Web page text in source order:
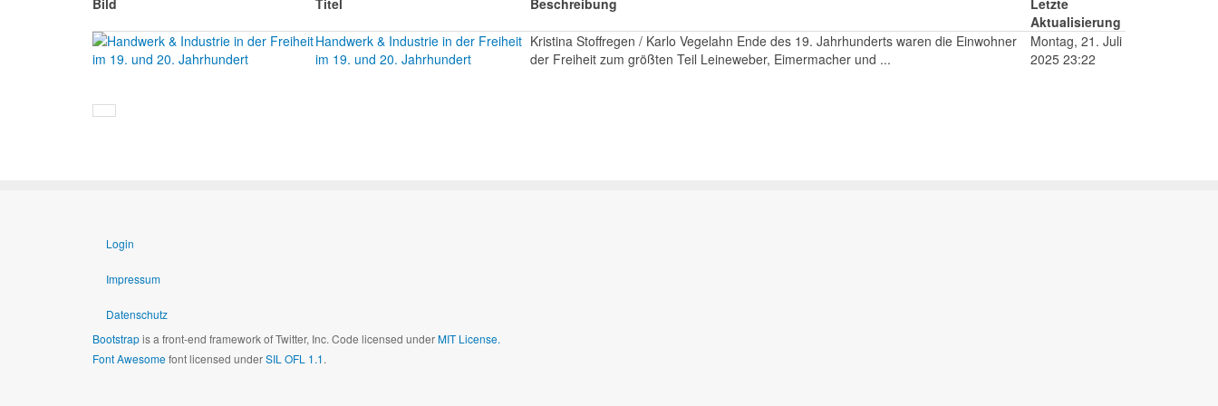
Bild Titel Beschreibung
Letzte
Aktualisierung
Handwerk & Industrie in der Freiheit
im 19. und 20. Jahrhundert
Kristina Stoffregen / Karlo Vegelahn Ende des 19. Jahrhunderts waren die Einwohner
der Freiheit zum größten Teil Leineweber, Eimermacher und ...
Montag, 21. Juli
2025 23:22
Login
Impressum
Datenschutz
Bootstrapis a front-end framework of Twitter, Inc. Code licensed underMIT License.
Font Awesomefont licensed underSIL OFL 1.1.